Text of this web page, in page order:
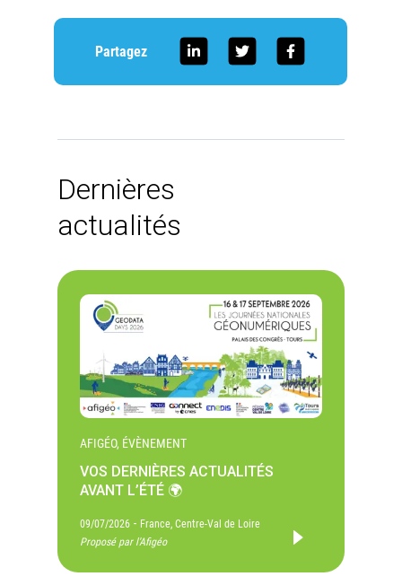
Partagez
Dernières
actualités
AFIGÉO, ÉVÈNEMENT
VOS DERNIÈRES ACTUALITÉS
AVANT L’ÉTÉ 🌍
09/07/2026 - France, Centre-Val de Loire
Proposé par l'Afigéo